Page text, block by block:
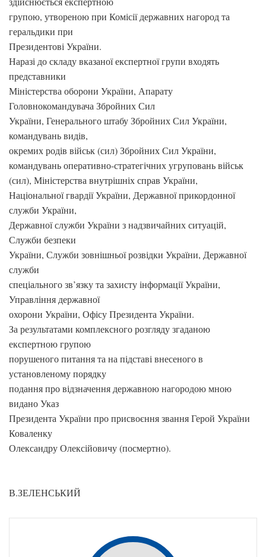
групою, утвореною при Комісії державних нагород та
геральдики при
Президентові України.
Наразі до складу вказаної експертної групи входять
представники
Міністерства оборони України, Апарату
Головнокомандувача Збройних Сил
України, Генерального штабу Збройних Сил України,
командувань видів,
окремих родів військ (сил) Збройних Сил України,
командувань оперативно-стратегічних угруповань військ
(сил), Міністерства внутрішніх справ України,
Національної гвардії України, Державної прикордонної
служби України,
Державної служби України з надзвичайних ситуацій,
Служби безпеки
України, Служби зовнішньої розвідки України, Державної
служби
спеціального зв’язку та захисту інформації України,
Управління державної
охорони України, Офісу Президента України.
За результатами комплексного розгляду згаданою
експертною групою
порушеного питання та на підставі внесеного в
установленому порядку
подання про відзначення державною нагородою мною
видано Указ
Президента України про присвоєння звання Герой України
Коваленку
Олександру Олексійовичу (посмертно).
В.ЗЕЛЕНСЬКИЙ